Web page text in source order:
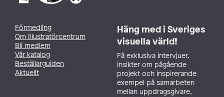
Förmedling
Om Illustratörcentrum
Bli medlem
Vår katalog
Beställarguiden
Aktuellt
Häng med i Sveriges
visuella värld!
Få exklusiva intervjuer,
insikter om pågående
projekt och inspirerande
exempel på samarbeten
mellan uppdragsgivare,